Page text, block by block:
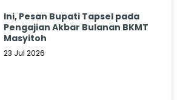
Ini, Pesan Bupati Tapsel pada
Pengajian Akbar Bulanan BKMT
Masyitoh
23 Jul 2026